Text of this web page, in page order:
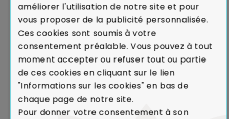
Finition :Huilé
Provenance :Europe
Dimension totale :L 246 cm - P 65 cm - H 216 cm
Entretien :Pas d'entretien particulier, dépoussiérage
avec un chiffon doux.
LIVRAISON par transporteurs spécialisés :
modalités de livraison
améliorer l'utilisation de notre site et pour
vous proposer de la publicité personnalisée.
Ces cookies sont soumis à votre
consentement préalable. Vous pouvez à tout
moment accepter ou refuser tout ou partie
de ces cookies en cliquant sur le lien
"Informations sur les cookies" en bas de
chaque page de notre site.
Pour donner votre consentement à son